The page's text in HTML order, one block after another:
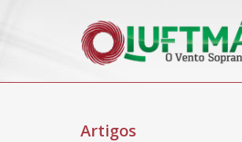
Artigos